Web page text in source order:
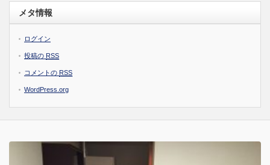
メタ情報
ログイン
投稿の RSS
コメントの RSS
WordPress.org